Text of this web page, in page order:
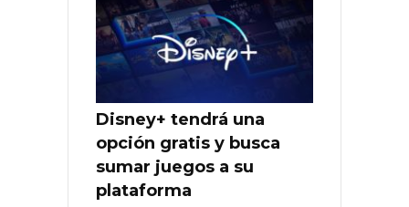
Disney+ tendrá una
opción gratis y busca
sumar juegos a su
plataforma